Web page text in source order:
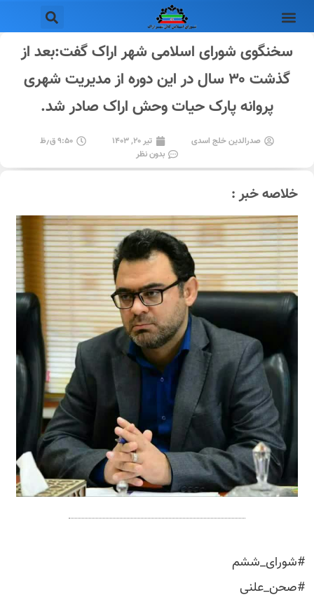
سخنگوی شورای اسلامی شهر اراک گفت:بعد از
گذشت ۳۰ سال در این دوره از مدیریت شهری
پروانه پارک حیات وحش اراک صادر شد.
صدرالدین خلج اسدی تیر ۲۰, ۱۴۰۳
۹:۵۰ ق٫ظ
بدون نظر
خلاصه خبر :
#شورای_ششم
#صحن_علنی